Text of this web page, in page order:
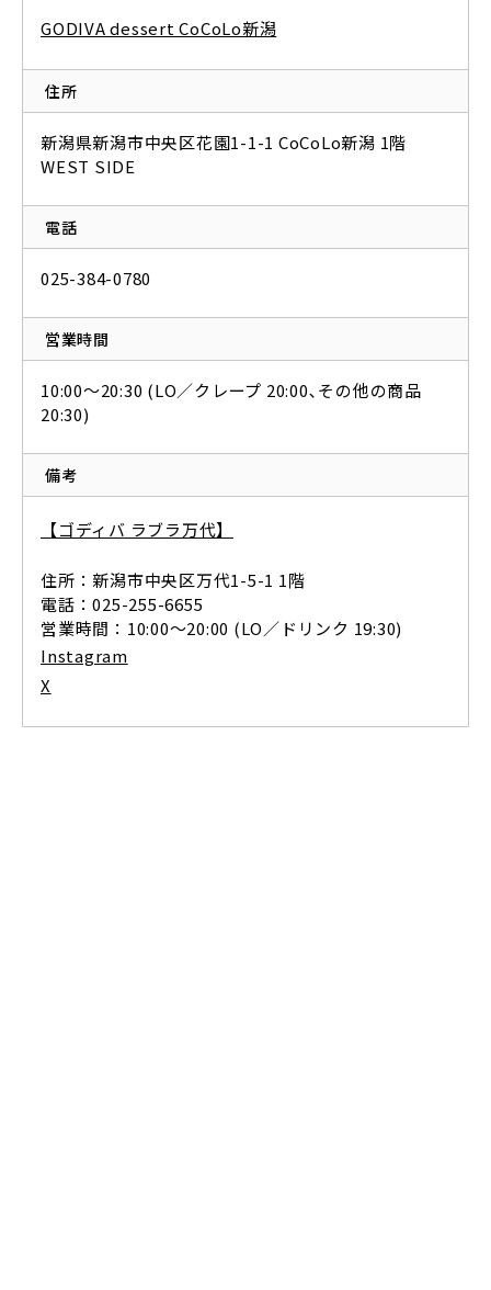
GODIVA dessert CoCoLo新潟
住所
新潟県新潟市中央区花園1-1-1 CoCoLo新潟 1階
WEST SIDE
電話
025-384-0780
営業時間
10:00〜20:30 (LO／クレープ 20:00､その他の商品
20:30)
備考
【ゴディバ ラブラ万代】
住所：新潟市中央区万代1-5-1 1階
電話：025-255-6655
営業時間：10:00〜20:00 (LO／ドリンク 19:30)
Instagram
X